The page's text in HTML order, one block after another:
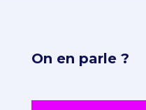
On en parle ?